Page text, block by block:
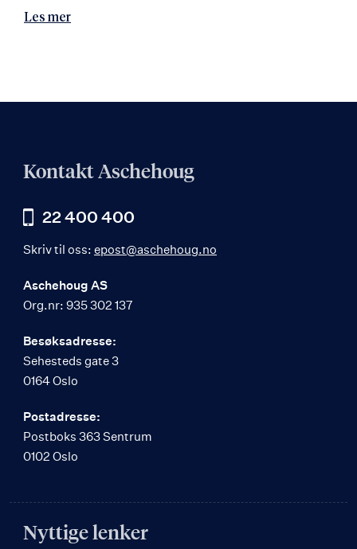
Les mer
Kontakt Aschehoug
22 400 400
Skriv til oss: epost@aschehoug.no
Aschehoug AS
Org.nr: 935 302 137
Besøksadresse:
Sehesteds gate 3
0164 Oslo
Postadresse:
Postboks 363 Sentrum
0102 Oslo
Nyttige lenker